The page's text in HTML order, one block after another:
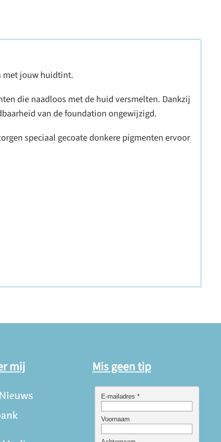
met jouw huidtint.
die naadloos met de huid versmelten. Dankzij
van de foundation ongewijzigd.
speciaal gecoate donkere pigmenten ervoor
mij Mis geen tip